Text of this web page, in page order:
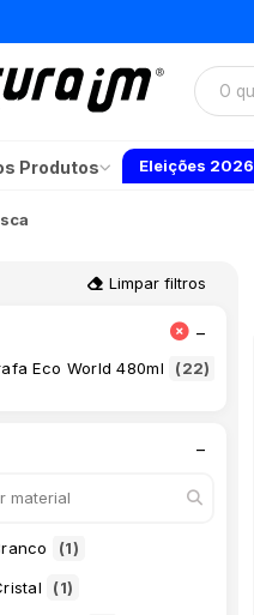
Produtos Eleições 2026
Limpar filtros
−
Eco World 480ml (22)
−
(1)
(1)